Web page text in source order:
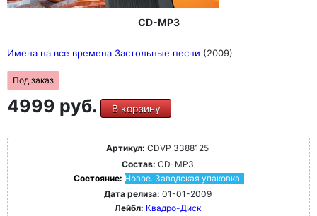
CD-MP3
Имена на все времена Застольные песни (2009)
Под заказ
4999 руб. В корзину
Артикул: CDVP 3388125
Состав: CD-MP3
Состояние: Новое. Заводская упаковка.
Дата релиза: 01-01-2009
Лейбл: Квадро-Диск